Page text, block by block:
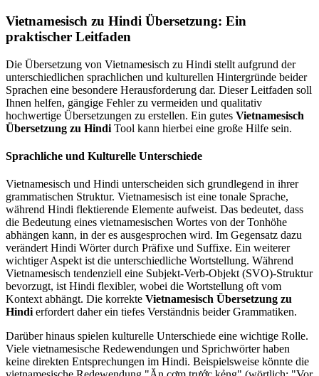
Vietnamesisch zu Hindi Übersetzung: Ein
praktischer Leitfaden
Die Übersetzung von Vietnamesisch zu Hindi stellt aufgrund der
unterschiedlichen sprachlichen und kulturellen Hintergründe beider
Sprachen eine besondere Herausforderung dar. Dieser Leitfaden soll
Ihnen helfen, gängige Fehler zu vermeiden und qualitativ
hochwertige Übersetzungen zu erstellen. Ein gutes Vietnamesisch
Übersetzung zu Hindi Tool kann hierbei eine große Hilfe sein.
Sprachliche und Kulturelle Unterschiede
Vietnamesisch und Hindi unterscheiden sich grundlegend in ihrer
grammatischen Struktur. Vietnamesisch ist eine tonale Sprache,
während Hindi flektierende Elemente aufweist. Das bedeutet, dass
die Bedeutung eines vietnamesischen Wortes von der Tonhöhe
abhängen kann, in der es ausgesprochen wird. Im Gegensatz dazu
verändert Hindi Wörter durch Präfixe und Suffixe. Ein weiterer
wichtiger Aspekt ist die unterschiedliche Wortstellung. Während
Vietnamesisch tendenziell eine Subjekt-Verb-Objekt (SVO)-Struktur
bevorzugt, ist Hindi flexibler, wobei die Wortstellung oft vom
Kontext abhängt. Die korrekte Vietnamesisch Übersetzung zu
Hindi erfordert daher ein tiefes Verständnis beider Grammatiken.
Darüber hinaus spielen kulturelle Unterschiede eine wichtige Rolle.
Viele vietnamesische Redewendungen und Sprichwörter haben
keine direkten Entsprechungen im Hindi. Beispielsweise könnte die